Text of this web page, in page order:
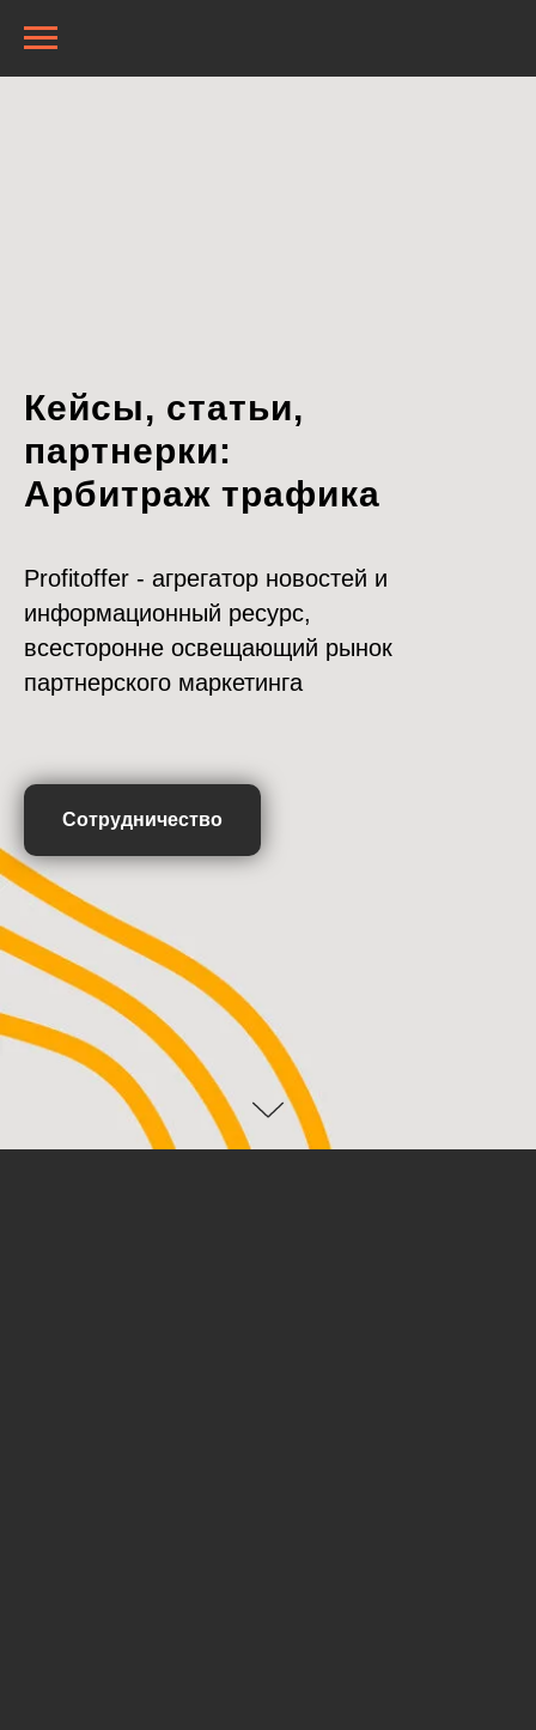
Кейсы, статьи,
партнерки:
Арбитраж трафика
Profitoffer - агрегатор новостей и
информационный ресурс,
всесторонне освещающий рынок
партнерского маркетинга
Сотрудничество